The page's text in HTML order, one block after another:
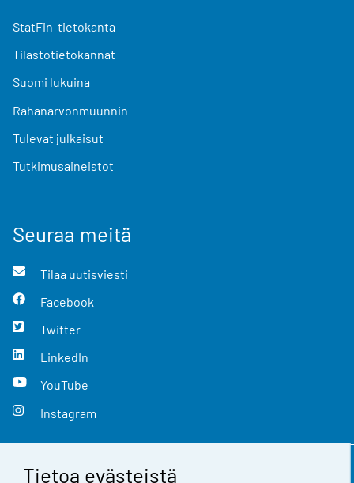
Tietoa evästeistä
StatFin-tietokanta
Tilastotietokannat
Suomi lukuina
Rahanarvonmuunnin
Tulevat julkaisut
Tutkimusaineistot
Seuraa meitä
Tilaa uutisviesti
Facebook
Twitter
LinkedIn
YouTube
Instagram
Yhteystiedot